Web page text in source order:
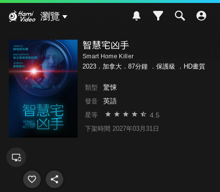
瀏覽
智慧宅凶手
Smart Home Killer
2023．加拿大．87分鐘 ． 保護級 ．HD畫質
類型 驚悚
發音 英語
星等 4.5
下架時間 2027年03月31日